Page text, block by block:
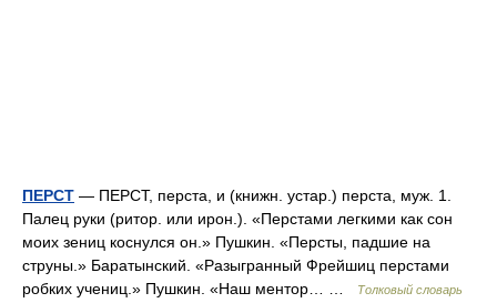
ПЕРСТ — ПЕРСТ, перста, и (книжн. устар.) перста, муж. 1.
Палец руки (ритор. или ирон.). «Перстами легкими как сон
моих зениц коснулся он.» Пушкин. «Персты, падшие на
струны.» Баратынский. «Разыгранный Фрейшиц перстами
робких учениц.» Пушкин. «Наш ментор… …
Толковый словарь